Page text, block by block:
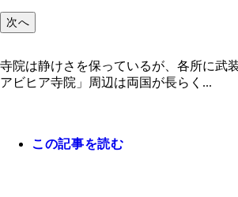
次へ
寺院は静けさを保っているが、各所に武
アビヒア寺院」周辺は両国が長らく...
この記事を読む